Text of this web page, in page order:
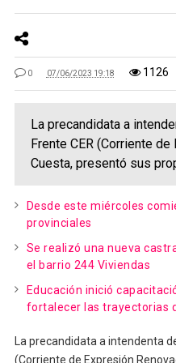
0 07/06/2023 19:18 1126
La precandidata a
Frente CER (Corriente
Cuesta, presentó sus
Desde este miércoles
provinciales
Se realizó una nueva
el barrio 244 Viviendas
Educación inició
fortalecer las trayectorias
La precandidata a intendenta
(Corriente de Expresión